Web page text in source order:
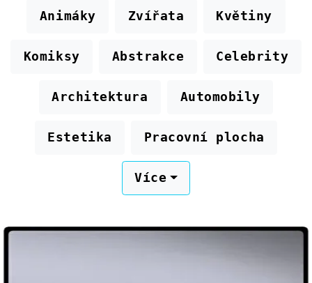
Animáky Zvířata Květiny
Komiksy Abstrakce Celebrity
Architektura Automobily
Estetika Pracovní plocha
Více